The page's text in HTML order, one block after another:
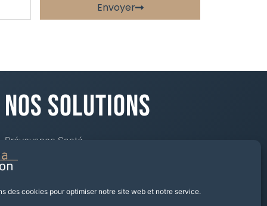
des cookies pour optimiser notre site web et notre service.
Envoyer
Nos Solutions
Prévoyance Santé
Mutuelle
Épargne Retraite
Investir dans les SCPI